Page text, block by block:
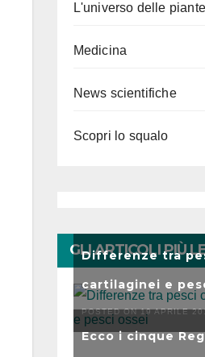
L'universo delle piante
Medicina
News scientifiche
Scopri lo squalo
GLI ARTICOLI PIÙ
Differenze tra
cartilaginei e
POSTED ON 19 APRILE
Ecco i cinque